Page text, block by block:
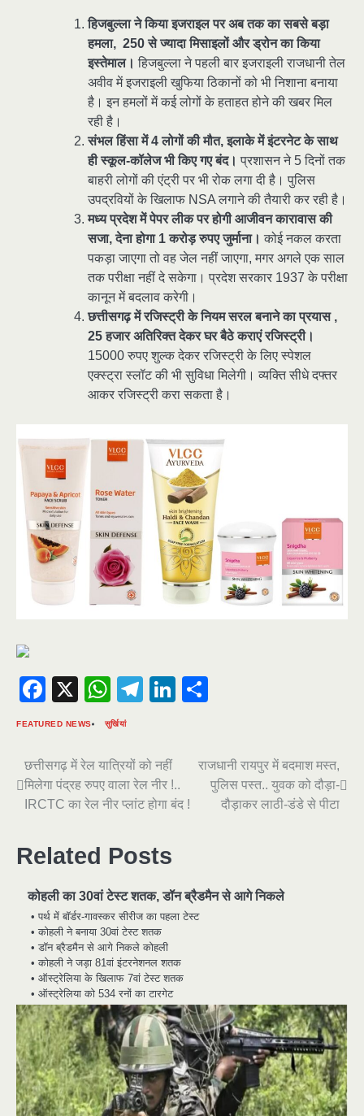
हिजबुल्ला ने किया इजराइल पर अब तक का सबसे बड़ा
हमला, 250 से ज्यादा मिसाइलों और ड्रोन का किया
इस्तेमाल। हिजबुल्ला ने पहली बार इजराइली राजधानी तेल
अवीव में इजराइली खुफिया ठिकानों को भी निशाना बनाया
है। इन हमलों में कई लोगों के हताहत होने की खबर मिल
रही है।
संभल हिंसा में 4 लोगों की मौत, इलाके में इंटरनेट के साथ
ही स्कूल-कॉलेज भी किए गए बंद। प्रशासन ने 5 दिनों तक
बाहरी लोगों की एंट्री पर भी रोक लगा दी है। पुलिस
उपद्रवियों के खिलाफ NSA लगाने की तैयारी कर रही है।
मध्य प्रदेश में पेपर लीक पर होगी आजीवन कारावास की
सजा, देना होगा 1 करोड़ रुपए जुर्माना। कोई नकल करता
पकड़ा जाएगा तो वह जेल नहीं जाएगा, मगर अगले एक साल
तक परीक्षा नहीं दे सकेगा। प्रदेश सरकार 1937 के परीक्षा
कानून में बदलाव करेगी।
छत्तीसगढ़ में रजिस्ट्री के नियम सरल बनाने का प्रयास ,
25 हजार अतिरिक्त देकर घर बैठे कराएं रजिस्ट्री।
15000 रुपए शुल्क देकर रजिस्ट्री के लिए स्पेशल
एक्स्ट्रा स्लॉट की भी सुविधा मिलेगी। व्यक्ति सीधे दफ्तर
आकर रजिस्ट्री करा सकता है।
Facebook
X WhatsApp
Telegram
LinkedIn
FEATURED NEWS सुर्खियां
Post
navigation
छत्तीसगढ़ में रेल यात्रियों को नहीं
मिलेगा पंद्रह रुपए वाला रेल नीर !..
IRCTC का रेल नीर प्लांट होगा बंद !
राजधानी रायपुर में बदमाश मस्त,
पुलिस पस्त.. युवक को दौड़ा-
दौड़ाकर लाठी-डंडे से पीटा
Related Posts
कोहली का 30वां टेस्ट शतक, डॉन ब्रैडमैन से आगे निकले
• पर्थ में बॉर्डर-गावस्कर सीरीज का पहला टेस्ट
• कोहली ने बनाया 30वां टेस्ट शतक
• डॉन ब्रैडमैन से आगे निकले कोहली
• कोहली ने जड़ा 81वां इंटरनेशनल शतक
• ऑस्ट्रेलिया के खिलाफ 7वां टेस्ट शतक
• ऑस्ट्रेलिया को 534 रनों का टारगेट